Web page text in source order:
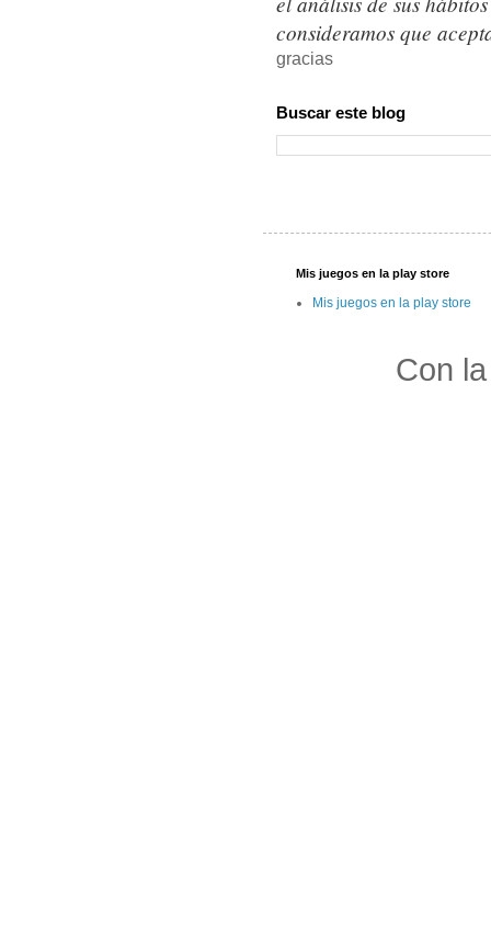
consideramos que
gracias
Buscar este blog
Mis juegos en la play store
Mis juegos en la play store
Con